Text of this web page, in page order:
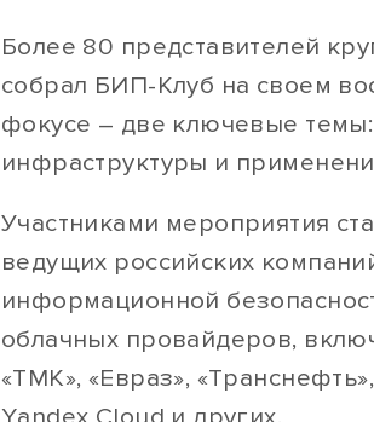
Более 80 представителей
собрал БИП-Клуб на своем
фокусе – две ключевые
инфраструктуры и
Участниками мероприятия
ведущих российских
информационной
облачных провайдеров,
«ТМК», «Евраз»,